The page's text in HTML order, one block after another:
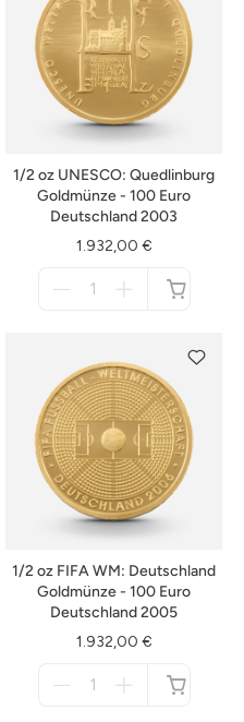
1/2 oz UNESCO: Quedlinburg
Goldmünze - 100 Euro
Deutschland 2003
1.932,00 €
1/2 oz FIFA WM: Deutschland
Goldmünze - 100 Euro
Deutschland 2005
1.932,00 €